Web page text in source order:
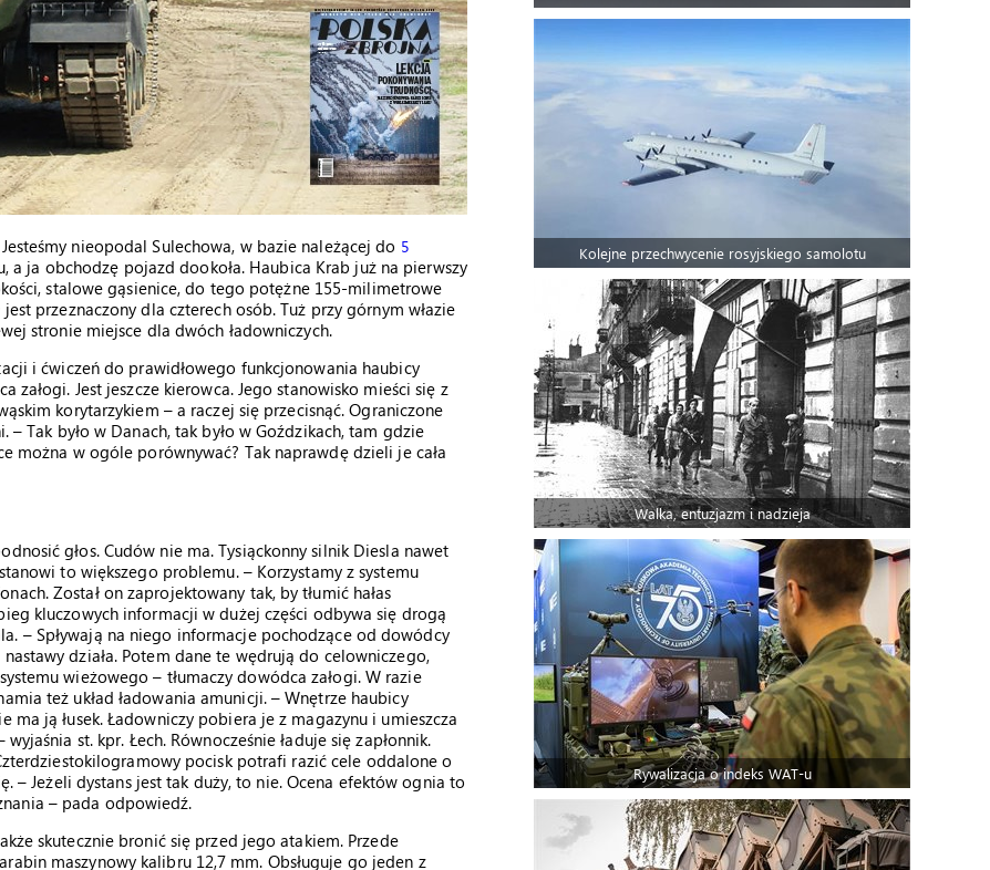
nieopodal Sulechowa, w bazie należącej do 5
a ja obchodzę pojazd dookoła. Haubica Krab już na pierwszy
stalowe gąsienice, do tego potężne 155-milimetrowe
przeznaczony dla czterech osób. Tuż przy górnym włazie
stronie miejsce dla dwóch ładowniczych.
i ćwiczeń do prawidłowego funkcjonowania haubicy
załogi. Jest jeszcze kierowca. Jego stanowisko mieści się z
korytarzykiem – a raczej się przecisnąć. Ograniczone
Tak było w Danach, tak było w Goździkach, tam gdzie
można w ogóle porównywać? Tak naprawdę dzieli je cała
głos. Cudów nie ma. Tysiąckonny silnik Diesla nawet
to większego problemu. – Korzystamy z systemu
Został on zaprojektowany tak, by tłumić hałas
kluczowych informacji w dużej części odbywa się drogą
– Spływają na niego informacje pochodzące od dowódcy
działa. Potem dane te wędrują do celowniczego,
wieżowego – tłumaczy dowódca załogi. W razie
też układ ładowania amunicji. – Wnętrze haubicy
ma ją łusek. Ładowniczy pobiera je z magazynu i umieszcza
st. kpr. Łech. Równocześnie ładuje się zapłonnik.
pocisk potrafi razić cele oddalone o
– Jeżeli dystans jest tak duży, to nie. Ocena efektów ognia to
– pada odpowiedź.
skutecznie bronić się przed jego atakiem. Przede
maszynowy kalibru 12,7 mm. Obsługuje go jeden z
Kolejne przechwycenie rosyjskiego samolotu
Walka, entuzjazm i nadzieja
Rywalizacja o indeks WAT-u